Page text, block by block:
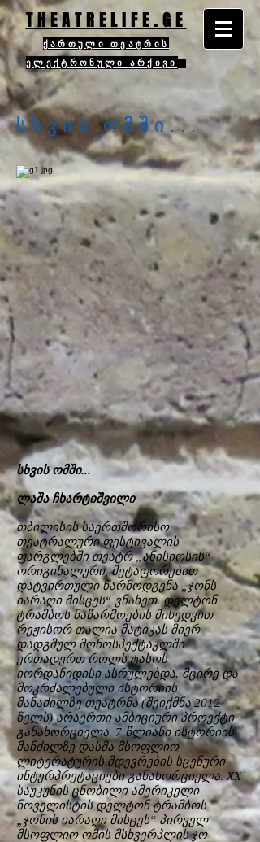
THEATRELIFE.GE
ქართული თეატრის
ელექტრონული არქივი
სხვის ომში...
სხვის ომში...
ლაშა ჩხარტიშვილი
თბილისის საერთშორისო
თეატრალური ფესტივალის
ფარგლებში თეატრ „ანისიოსის“
ორიგინალური, მეტაფორებით
დატვირთული წარმოდგენა „ჯონს
იარაღი მისცეს“ ვნახეთ. დელტონ
ტრამბოს ნაწარმოების მიხედვით
რეჟისორ თალია მატიკას მიერ
დადგმულ მონოსპექტაკლში
ერთადერთ როლს ტასოს
იორდანიდისი ასრულებდა. მცირე და
მოკრძალებული ისტორიის
მანაძილზე თეატრმა (შეიქმნა 2012
წელს) არაერთი ამბიციური პროექტი
განახორციელა. 7 წლიანი ისტორიის
მანძილზე დასმა მსოფლიო
ლიტერატურის შდევრების სცენური
ინტერპრეტაციები განახორციელა. XX
საუკუნის ცნობილი ამერიკელი
ნოველისტის დელტონ ტრამბოს
„ჯონის იარაღი მისცეს“ პირველ
მსოფლიო ომის მსხვერპლის ჯო